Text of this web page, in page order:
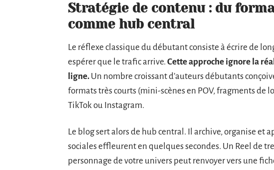
Stratégie de contenu : du
comme hub central
Le réflexe classique du débutant consiste à écrire de
espérer que le trafic arrive. Cette approche ignore la
ligne. Un nombre croissant d’auteurs débutants
formats très courts (mini-scènes en POV, fragments de
TikTok ou Instagram.
Le blog sert alors de hub central. Il archive, organise et
sociales effleurent en quelques secondes. Un Reel de
personnage de votre univers peut renvoyer vers une